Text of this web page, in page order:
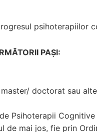
psihoterapiilor
PAȘI:
doctorat sau
Psihoterapii
de mai jos, fie prin